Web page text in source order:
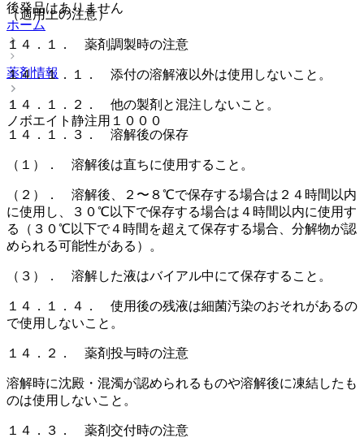
後発品はありません
ホーム
薬剤情報
ノボエイト静注用１０００
（適用上の注意）
１４．１． 薬剤調製時の注意
１４．１．１． 添付の溶解液以外は使用しないこと。
１４．１．２． 他の製剤と混注しないこと。
１４．１．３． 溶解後の保存
（１）． 溶解後は直ちに使用すること。
（２）． 溶解後、２〜８℃で保存する場合は２４時間以内
に使用し、３０℃以下で保存する場合は４時間以内に使用す
る（３０℃以下で４時間を超えて保存する場合、分解物が認
められる可能性がある）。
（３）． 溶解した液はバイアル中にて保存すること。
１４．１．４． 使用後の残液は細菌汚染のおそれがあるの
で使用しないこと。
１４．２． 薬剤投与時の注意
溶解時に沈殿・混濁が認められるものや溶解後に凍結したも
のは使用しないこと。
１４．３． 薬剤交付時の注意